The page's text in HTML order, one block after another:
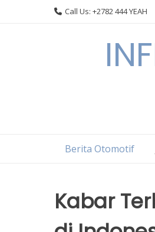
Call Us: +2782 444 YEAH
Berita Otomotif
Kabar